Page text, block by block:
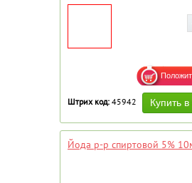
Штрих код: 45942
Йода р-р спиртовой 5%